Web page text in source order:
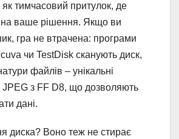
як тимчасовий притулок, де
на ваше рішення. Якщо ви
гра не втрачена: програми
чи TestDisk сканують диск,
файлів – унікальні
JPEG з FF D8, що дозволяють
дані.
диска? Воно теж не стирає